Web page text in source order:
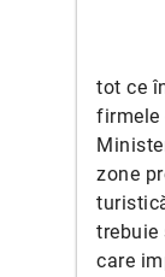
tot ce
firmele
zone
trebuie
care